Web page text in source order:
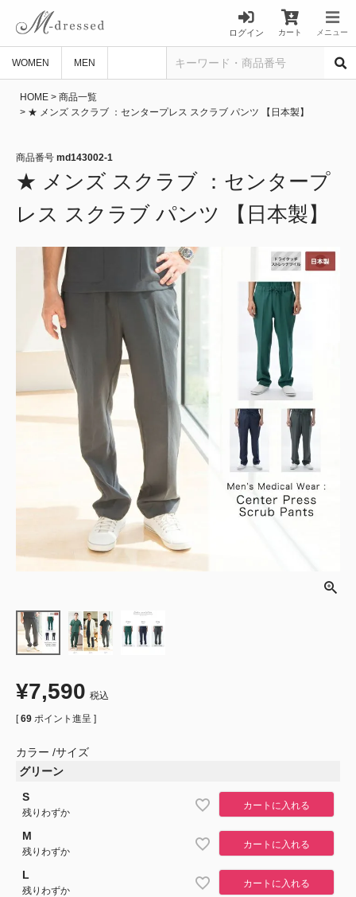
ログイン カート メニュー
WOMEN MEN
HOME
商品一覧
★ メンズ スクラブ ：センタープレス スクラブ パンツ 【日本製】
商品番号 md143002-1
★ メンズ スクラブ ：センタープ
レス スクラブ パンツ 【日本製】
¥7,590 税込
[ 69 ポイント進呈 ]
カラー サイズ
グリーン
S
残りわずか
カートに入れる
M
残りわずか
カートに入れる
L
残りわずか
カートに入れる